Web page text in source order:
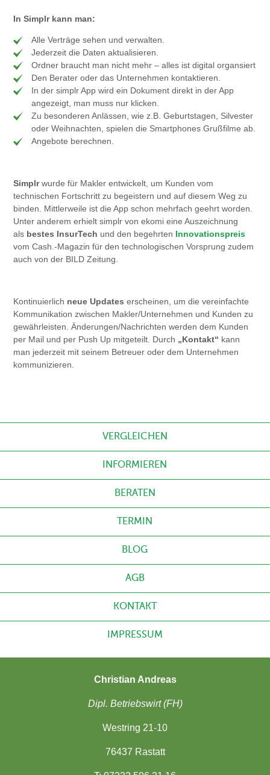
In Simplr kann man:
Alle Verträge sehen und verwalten.
Jederzeit die Daten aktualisieren.
Ordner braucht man nicht mehr – alles ist digital organsiert
Den Berater oder das Unternehmen kontaktieren.
In der simplr App wird ein Dokument direkt in der App
angezeigt, man muss nur klicken.
Zu besonderen Anlässen, wie z.B. Geburtstagen, Silvester
oder Weihnachten, spielen die Smartphones Grußfilme ab.
Angebote berechnen.
Simplrwurde für Makler entwickelt, um Kunden vom
technischen Fortschritt zu begeistern und auf diesem Weg zu
binden. Mittlerweile ist die App schon mehrfach geehrt worden.
Unter anderem erhielt simplr von ekomi eine Auszeichnung
als bestes InsurTech und den begehrten Innovationspreis
vom Cash.-Magazin für den technologischen Vorsprung zudem
auch von der BILD Zeitung.
Kontinuierlich neue Updateserscheinen, um die vereinfachte
Kommunikation zwischen Makler/Unternehmen und Kunden zu
gewährleisten. Änderungen/Nachrichten werden dem Kunden
per Mail und per Push Up mitgeteilt. Durch „Kontakt“ kann
man jederzeit mit seinem Betreuer oder dem Unternehmen
kommunizieren.
VERGLEICHEN
INFORMIEREN
BERATEN
TERMIN
BLOG
AGB
KONTAKT
IMPRESSUM
Christian Andreas
Dipl. Betriebswirt (FH)
Westring 21-10
76437 Rastatt